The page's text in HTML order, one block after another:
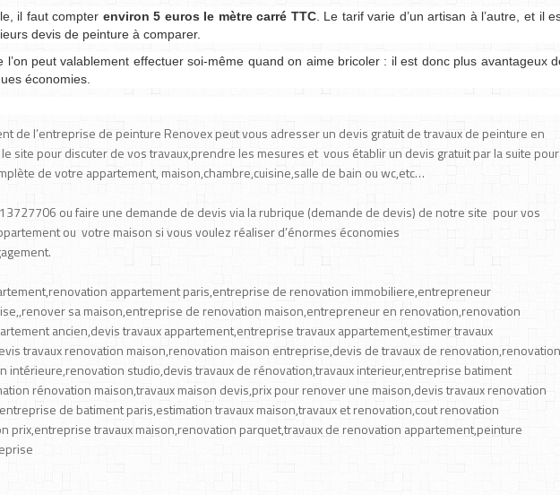
il faut compter environ 5 euros le mètre carré TTC. Le tarif varie d’un artisan à l’autre, et il
devis de peinture à comparer.
l’on peut valablement effectuer soi-même quand on aime bricoler : il est donc plus avantageux
économies.
de l’entreprise de peinture Renovex peut vous adresser un devis gratuit de travaux de peinture en
le site pour discuter de vos travaux,prendre les mesures et vous établir un devis gratuit par la suite pour
de votre appartement, maison,chambre,cuisine,salle de bain ou wc,etc…
ou faire une demande de devis via la rubrique (demande de devis) de notre site pour vos
ou votre maison si vous voulez réaliser d’énormes économies
appartement paris,entreprise de renovation immobiliere,entrepreneur
sa maison,entreprise de renovation maison,entrepreneur en renovation,renovation
ancien,devis travaux appartement,entreprise travaux appartement,estimer travaux
travaux renovation maison,renovation maison entreprise,devis de travaux de renovation,renovation
intérieure,renovation studio,devis travaux de rénovation,travaux interieur,entreprise batiment
rénovation maison,travaux maison devis,prix pour renover une maison,devis travaux renovation
de batiment paris,estimation travaux maison,travaux et renovation,cout renovation
prix,entreprise travaux maison,renovation parquet,travaux de renovation appartement,peinture